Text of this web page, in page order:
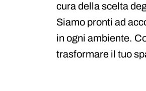
cura della scelta
Siamo pronti ad
in ogni ambiente.
trasformare il tuo